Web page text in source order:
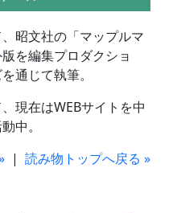
昭文社の「マップルマ
を編集プロダクショ
通じて執筆。
現在はWEBサイトを中
中。
| 読み物トップへ戻る »